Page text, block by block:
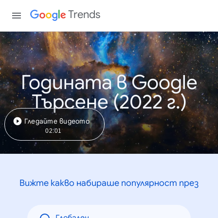
Trends
Годината в Google
Търсене (2022 г.)
Гледайте видеото
02:01
Вижте какво набираше популярност през